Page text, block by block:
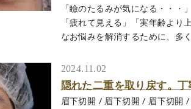
「瞼のたるみが気になる・・・
「疲れて見える」「実年齢よ
なお悩みを解消するために、多
2024.11.02
隠れた二重を取り戻す。
眉下切開 / 眉下切開 / 眉下切開 /